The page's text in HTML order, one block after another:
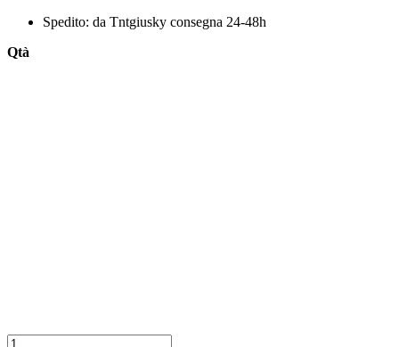
Spedito: da Tntgiusky consegna 24-48h
Qtà